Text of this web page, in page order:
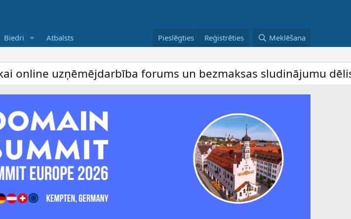
Biedri Atbalsts Pieslēgties Reģistrēties Meklēšana
uzņēmējdarbība forums un bezmaksas sludinājumu dēlis –